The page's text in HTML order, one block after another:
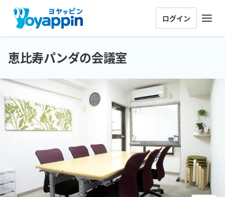
ログイン
恵比寿パンダの会議室